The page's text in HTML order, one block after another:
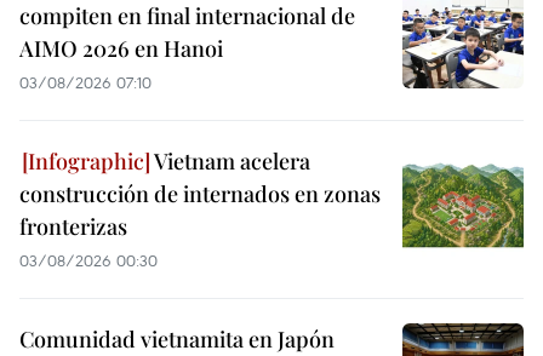
compiten en final internacional de
AIMO 2026 en Hanoi
03/08/2026 07:10
Vietnam acelera
construcción de internados en zonas
fronterizas
03/08/2026 00:30
Comunidad vietnamita en Japón